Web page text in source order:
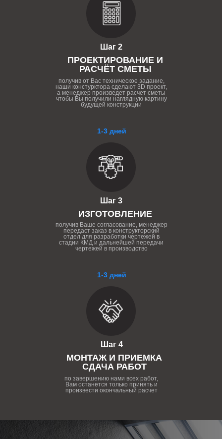
1-3 дней
Шаг 4
МОНТАЖ И ПРИЕМКА
СДАЧА РАБОТ
по завершению нами всех работ,
Вам останется только принять и
произвести окончальный расчет
1-3 дней
Шаг 3
ИЗГОТОВЛЕНИЕ
получив Ваше согласование, менеджер
передаст заказ в конструкторский
отдел для разработки чертежей в
стадии КМД и дальнейшей передачи
чертежей в производство
Шаг 2
ПРОЕКТИРОВАНИЕ И
РАСЧЁТ СМЕТЫ
получив от Вас техническое задание,
наши констурктора сделают 3D проект,
а менеджер произведет расчет сметы
чтобы Вы получили наглядную картину
будущей конструкции